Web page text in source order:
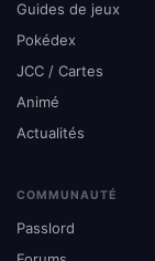
Guides de jeux
Pokédex
JCC / Cartes
Animé
Actualités
COMMUNAUTÉ
Passlord